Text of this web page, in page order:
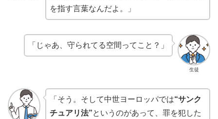
を指す言葉なんだよ。」
生徒
「じゃあ、守られてる空間ってこと？」
「そう。そして中世ヨーロッパでは“サンク
チュアリ法”というのがあって、罪を犯した